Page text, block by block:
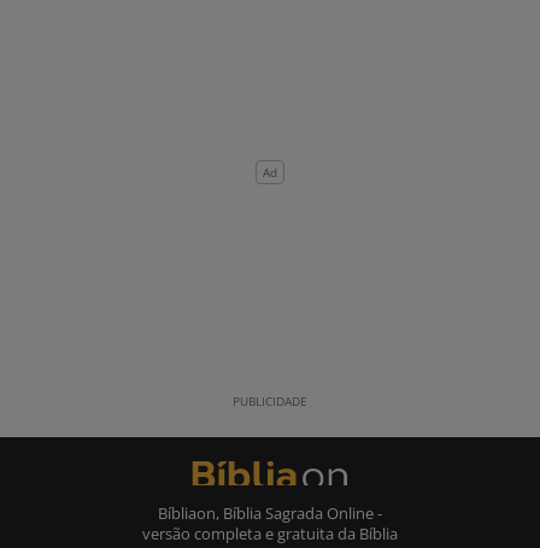
Bíbliaon, Bíblia Sagrada Online -
versão completa e gratuita da Bíblia